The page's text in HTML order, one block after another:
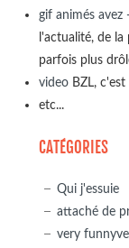
gif animés avez
l'actualité, de
parfois plus
videoBZL, c'est
etc...
CATÉGORIES
Qui j'essuie
attaché de
very